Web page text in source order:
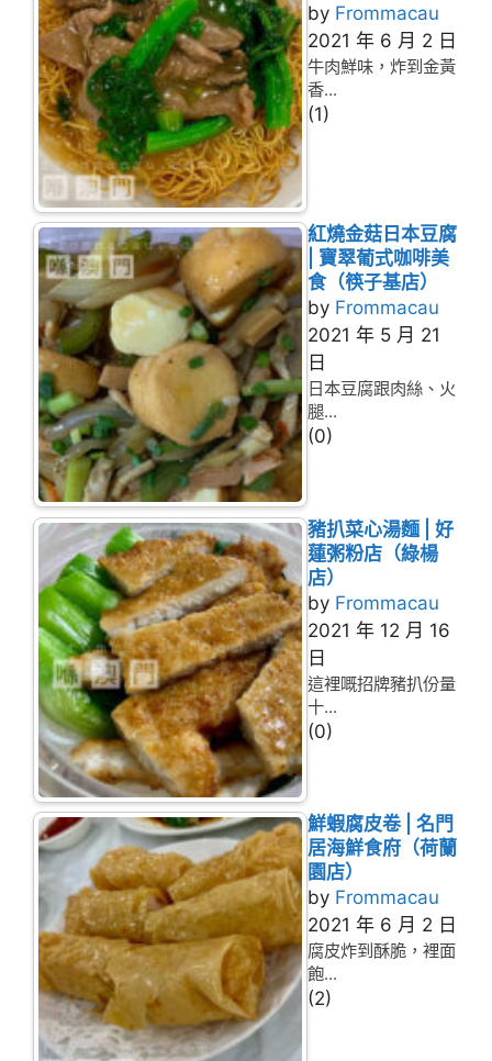
by Frommacau
2021 年 6 月 2 日
牛肉鮮味，炸到金黃
香...
(1)
紅燒金菇日本豆腐
| 寶翠葡式咖啡美
食（筷子基店）
by Frommacau
2021 年 5 月 21
日
日本豆腐跟肉絲、火
腿...
(0)
豬扒菜心湯麵 | 好
蓮粥粉店（綠楊
店）
by Frommacau
2021 年 12 月 16
日
這裡嘅招牌豬扒份量
十...
(0)
鮮蝦腐皮卷 | 名門
居海鮮食府（荷蘭
園店）
by Frommacau
2021 年 6 月 2 日
腐皮炸到酥脆，裡面
飽...
(2)